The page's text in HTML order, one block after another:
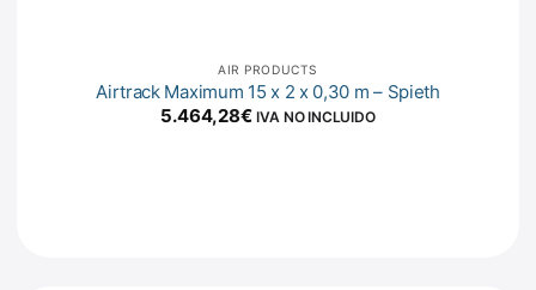
AIR PRODUCTS
Airtrack Maximum 15 x 2 x 0,30 m – Spieth
5.464,28€ IVA NO INCLUIDO